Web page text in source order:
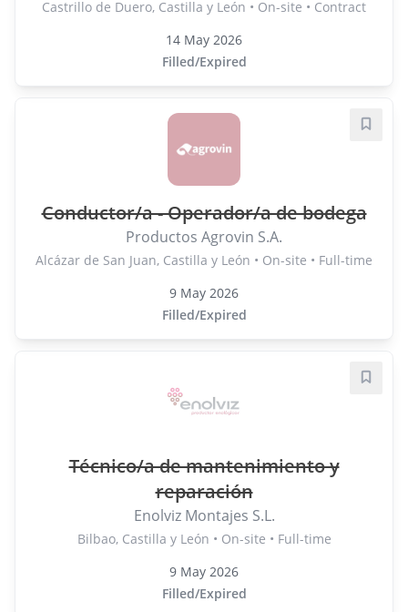
Castrillo de Duero, Castilla y León • On-site • Contract
14 May 2026
Filled/Expired
Conductor/a - Operador/a de bodega
Productos Agrovin S.A.
Alcázar de San Juan, Castilla y León • On-site • Full-time
9 May 2026
Filled/Expired
Save
Técnico/a de mantenimiento y
reparación
Enolviz Montajes S.L.
Bilbao, Castilla y León • On-site • Full-time
9 May 2026
Filled/Expired
Save